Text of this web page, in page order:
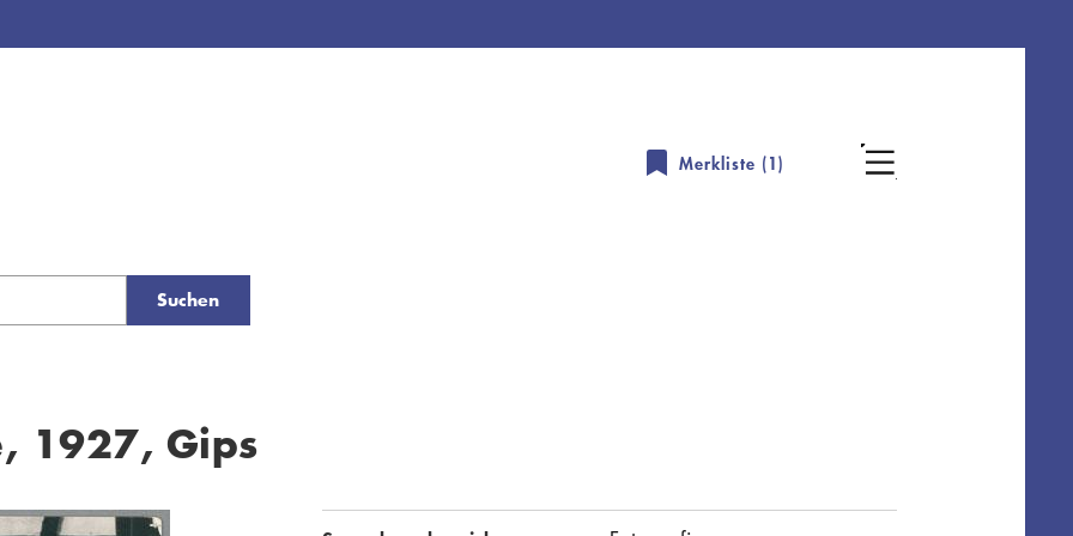
Merkliste (1)
Suchen
1927, Gips